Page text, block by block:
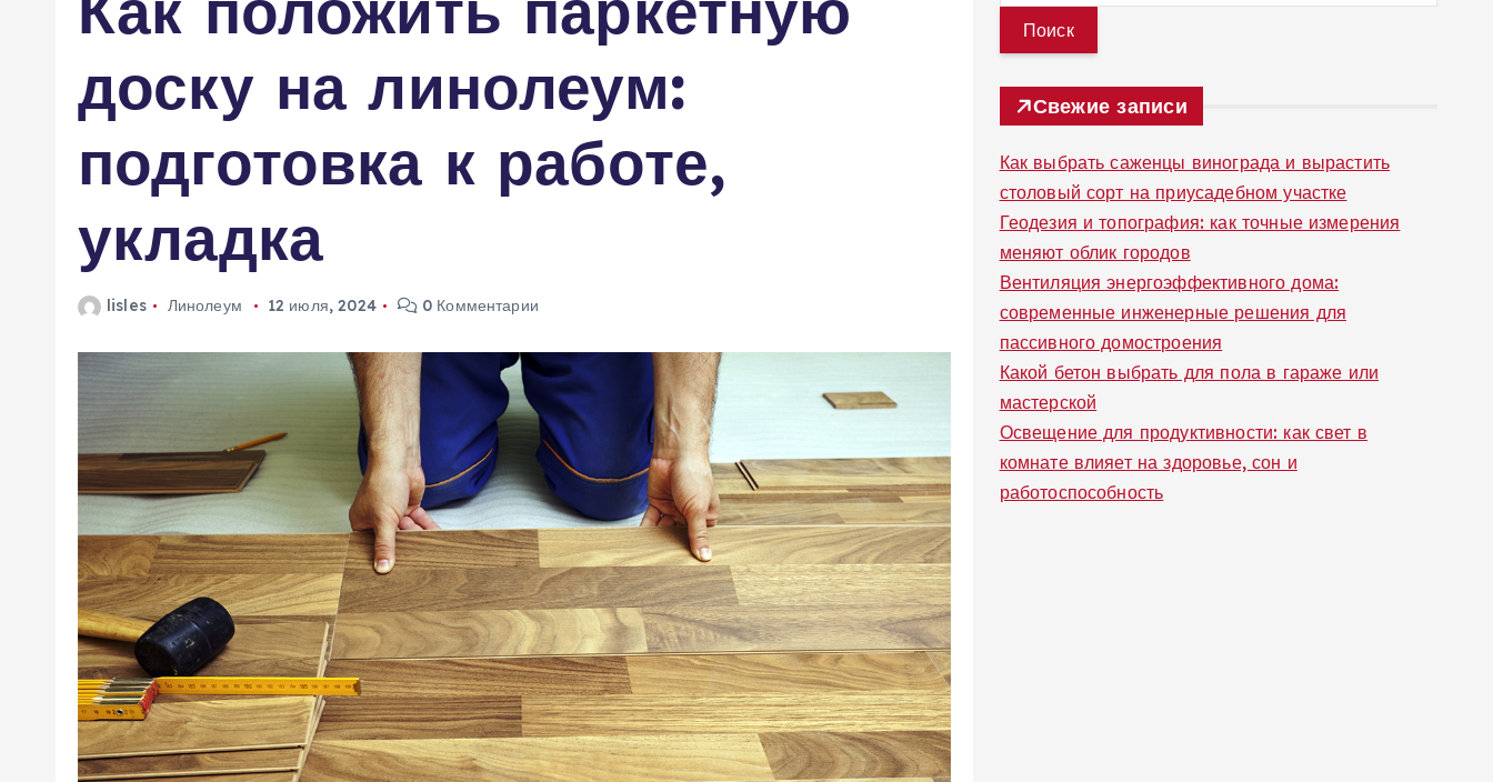
доску на линолеум:
подготовка к работе,
укладка
lisles Линолеум 12 июля, 2024 0 Комментарии
т
и
Свежие записи
Как выбрать саженцы винограда и вырастить
столовый сорт на приусадебном участке
Геодезия и топография: как точные измерения
меняют облик городов
Вентиляция энергоэффективного дома:
современные инженерные решения для
пассивного домостроения
Какой бетон выбрать для пола в гараже или
мастерской
Освещение для продуктивности: как свет в
комнате влияет на здоровье, сон и
работоспособность